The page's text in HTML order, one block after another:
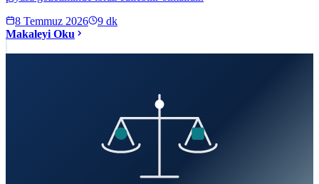
8 Temmuz 2026
9 dk
Makaleyi Oku